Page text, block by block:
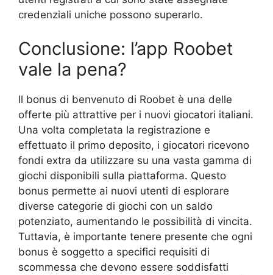
credenziali uniche possono superarlo.
Conclusione: l’app Roobet
vale la pena?
Il bonus di benvenuto di Roobet è una delle
offerte più attrattive per i nuovi giocatori italiani.
Una volta completata la registrazione e
effettuato il primo deposito, i giocatori ricevono
fondi extra da utilizzare su una vasta gamma di
giochi disponibili sulla piattaforma. Questo
bonus permette ai nuovi utenti di esplorare
diverse categorie di giochi con un saldo
potenziato, aumentando le possibilità di vincita.
Tuttavia, è importante tenere presente che ogni
bonus è soggetto a specifici requisiti di
scommessa che devono essere soddisfatti